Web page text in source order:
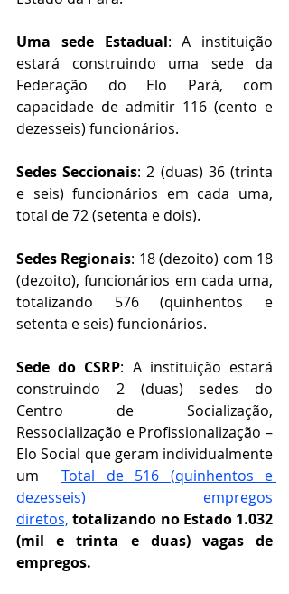
Uma sede Estadual: A instituição
estará construindo uma sede da
Federação do Elo Pará, com
capacidade de admitir 116 (cento e
dezesseis) funcionários.
Sedes Seccionais: 2 (duas) 36 (trinta
e seis) funcionários em cada uma,
total de 72 (setenta e dois).
Sedes Regionais: 18 (dezoito) com 18
(dezoito), funcionários em cada uma,
totalizando 576 (quinhentos e
setenta e seis) funcionários.
Sede do CSRP: A instituição estará
construindo 2 (duas) sedes do
Centro de Socialização,
Ressocialização e Profissionalização –
Elo Social que geram individualmente
um Total de 516 (quinhentos e
dezesseis) empregos
diretos, totalizando no Estado 1.032
(mil e trinta e duas) vagas de
empregos.